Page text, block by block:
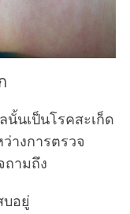
นเป็นโรคสะเก็ด
างการตรวจ
ถามถึง
บอยู่